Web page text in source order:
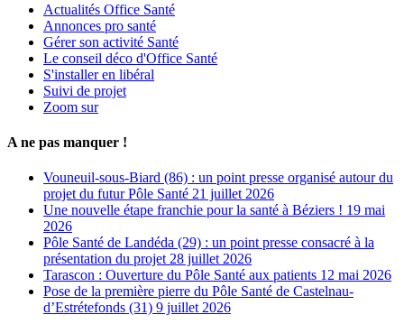
Actualités Office Santé
Annonces pro santé
Gérer son activité Santé
Le conseil déco d'Office Santé
S'installer en libéral
Suivi de projet
Zoom sur
A ne pas manquer !
Vouneuil-sous-Biard (86) : un point presse organisé autour du
projet du futur Pôle Santé 21 juillet 2026
Une nouvelle étape franchie pour la santé à Béziers ! 19 mai
2026
Pôle Santé de Landéda (29) : un point presse consacré à la
présentation du projet 28 juillet 2026
Tarascon : Ouverture du Pôle Santé aux patients 12 mai 2026
Pose de la première pierre du Pôle Santé de Castelnau-
d’Estrétefonds (31) 9 juillet 2026